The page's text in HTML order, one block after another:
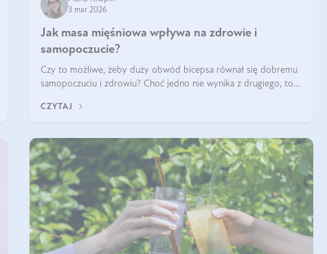
3 mar 2026
Jak masa mięśniowa wpływa na zdrowie i
samopoczucie?
Czy to możliwe, żeby duży obwód bicepsa równał się dobremu
samopoczuciu i zdrowiu? Choć jedno nie wynika z drugiego, to
poprawić jakość życia. W jaki sposób? W tym wpisie wszystko
CZYTAJ